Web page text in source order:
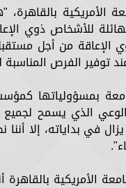
الأمريكية
للأشخاص ذوي
الإعاقة من أجل
توفير الفرص
بمسؤولياتها
الذي يسمح
في بداياته، إلا
الأمريكية